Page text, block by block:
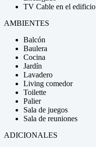
TV Cable en el edificio
AMBIENTES
Balcón
Baulera
Cocina
Jardín
Lavadero
Living comedor
Toilette
Palier
Sala de juegos
Sala de reuniones
ADICIONALES